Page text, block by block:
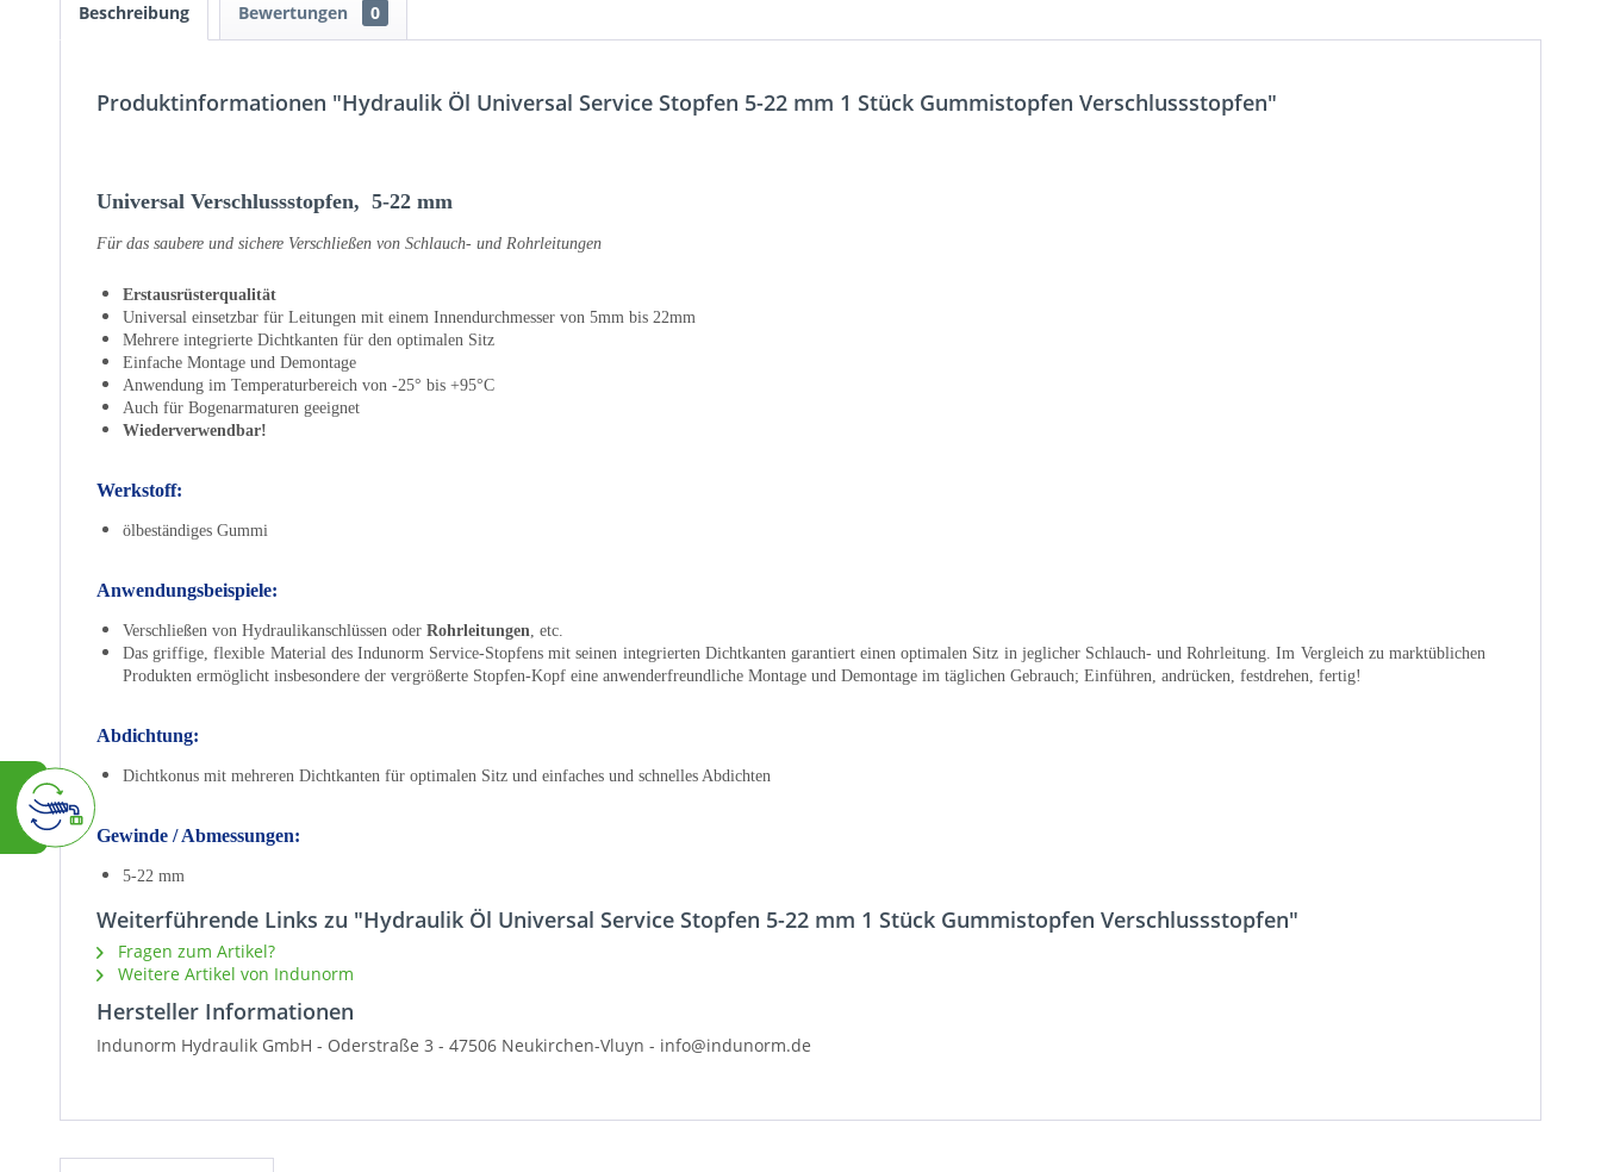
Beschreibung Bewertungen 0
Produktinformationen "Hydraulik Öl Universal Service Stopfen 5-22 mm 1 Stück Gummistopfen Verschlussstopfen"
Universal Verschlussstopfen, 5-22 mm
Für das saubere und sichere Verschließen von Schlauch- und Rohrleitungen
Erstausrüsterqualität
Universal einsetzbar für Leitungen mit einem Innendurchmesser von 5mm bis 22mm
Mehrere integrierte Dichtkanten für den optimalen Sitz
Einfache Montage und Demontage
Anwendung im Temperaturbereich von -25° bis +95°C
Auch für Bogenarmaturen geeignet
Wiederverwendbar!
Werkstoff:
ölbeständiges Gummi
Anwendungsbeispiele:
Verschließen von Hydraulikanschlüssen oder Rohrleitungen, etc.
Das griffige, flexible Material des Indunorm Service-Stopfens mit seinen integrierten Dichtkanten garantiert einen optimalen Sitz in jeglicher Schlauch- und Rohrleitung. Im Vergleich zu marktüblichen
Produkten ermöglicht insbesondere der vergrößerte Stopfen-Kopf eine anwenderfreundliche Montage und Demontage im täglichen Gebrauch; Einführen, andrücken, festdrehen, fertig!
Abdichtung:
Dichtkonus mit mehreren Dichtkanten für optimalen Sitz und einfaches und schnelles Abdichten
Gewinde / Abmessungen:
5-22 mm
Weiterführende Links zu "Hydraulik Öl Universal Service Stopfen 5-22 mm 1 Stück Gummistopfen Verschlussstopfen"
Fragen zum Artikel?
Weitere Artikel von Indunorm
Hersteller Informationen
Indunorm Hydraulik GmbH - Oderstraße 3 - 47506 Neukirchen-Vluyn - info@indunorm.de